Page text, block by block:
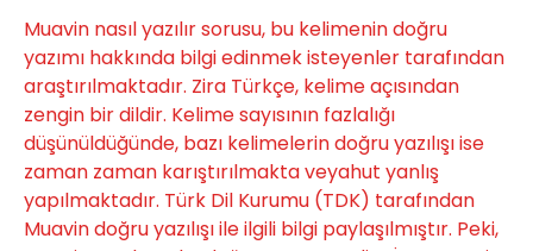
Muavin nasıl yazılır sorusu, bu kelimenin doğru
yazımı hakkında bilgi edinmek isteyenler tarafından
araştırılmaktadır. Zira Türkçe, kelime açısından
zengin bir dildir. Kelime sayısının fazlalığı
düşünüldüğünde, bazı kelimelerin doğru yazılışı ise
zaman zaman karıştırılmakta veyahut yanlış
yapılmaktadır. Türk Dil Kurumu (TDK) tarafından
Muavin doğru yazılışı ile ilgili bilgi paylaşılmıştır. Peki,